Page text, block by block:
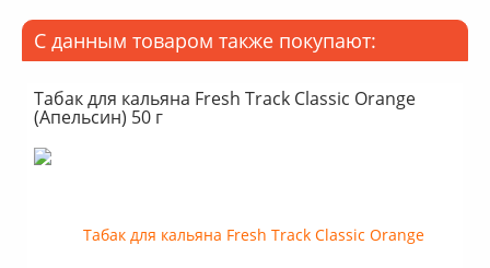
Аромат: Свежий
Аромат: Сладкий
Дымность: Выше среднего
С данным товаром также покупают:
Табак для кальяна Fresh Track Classic Orange
(Апельсин) 50 г